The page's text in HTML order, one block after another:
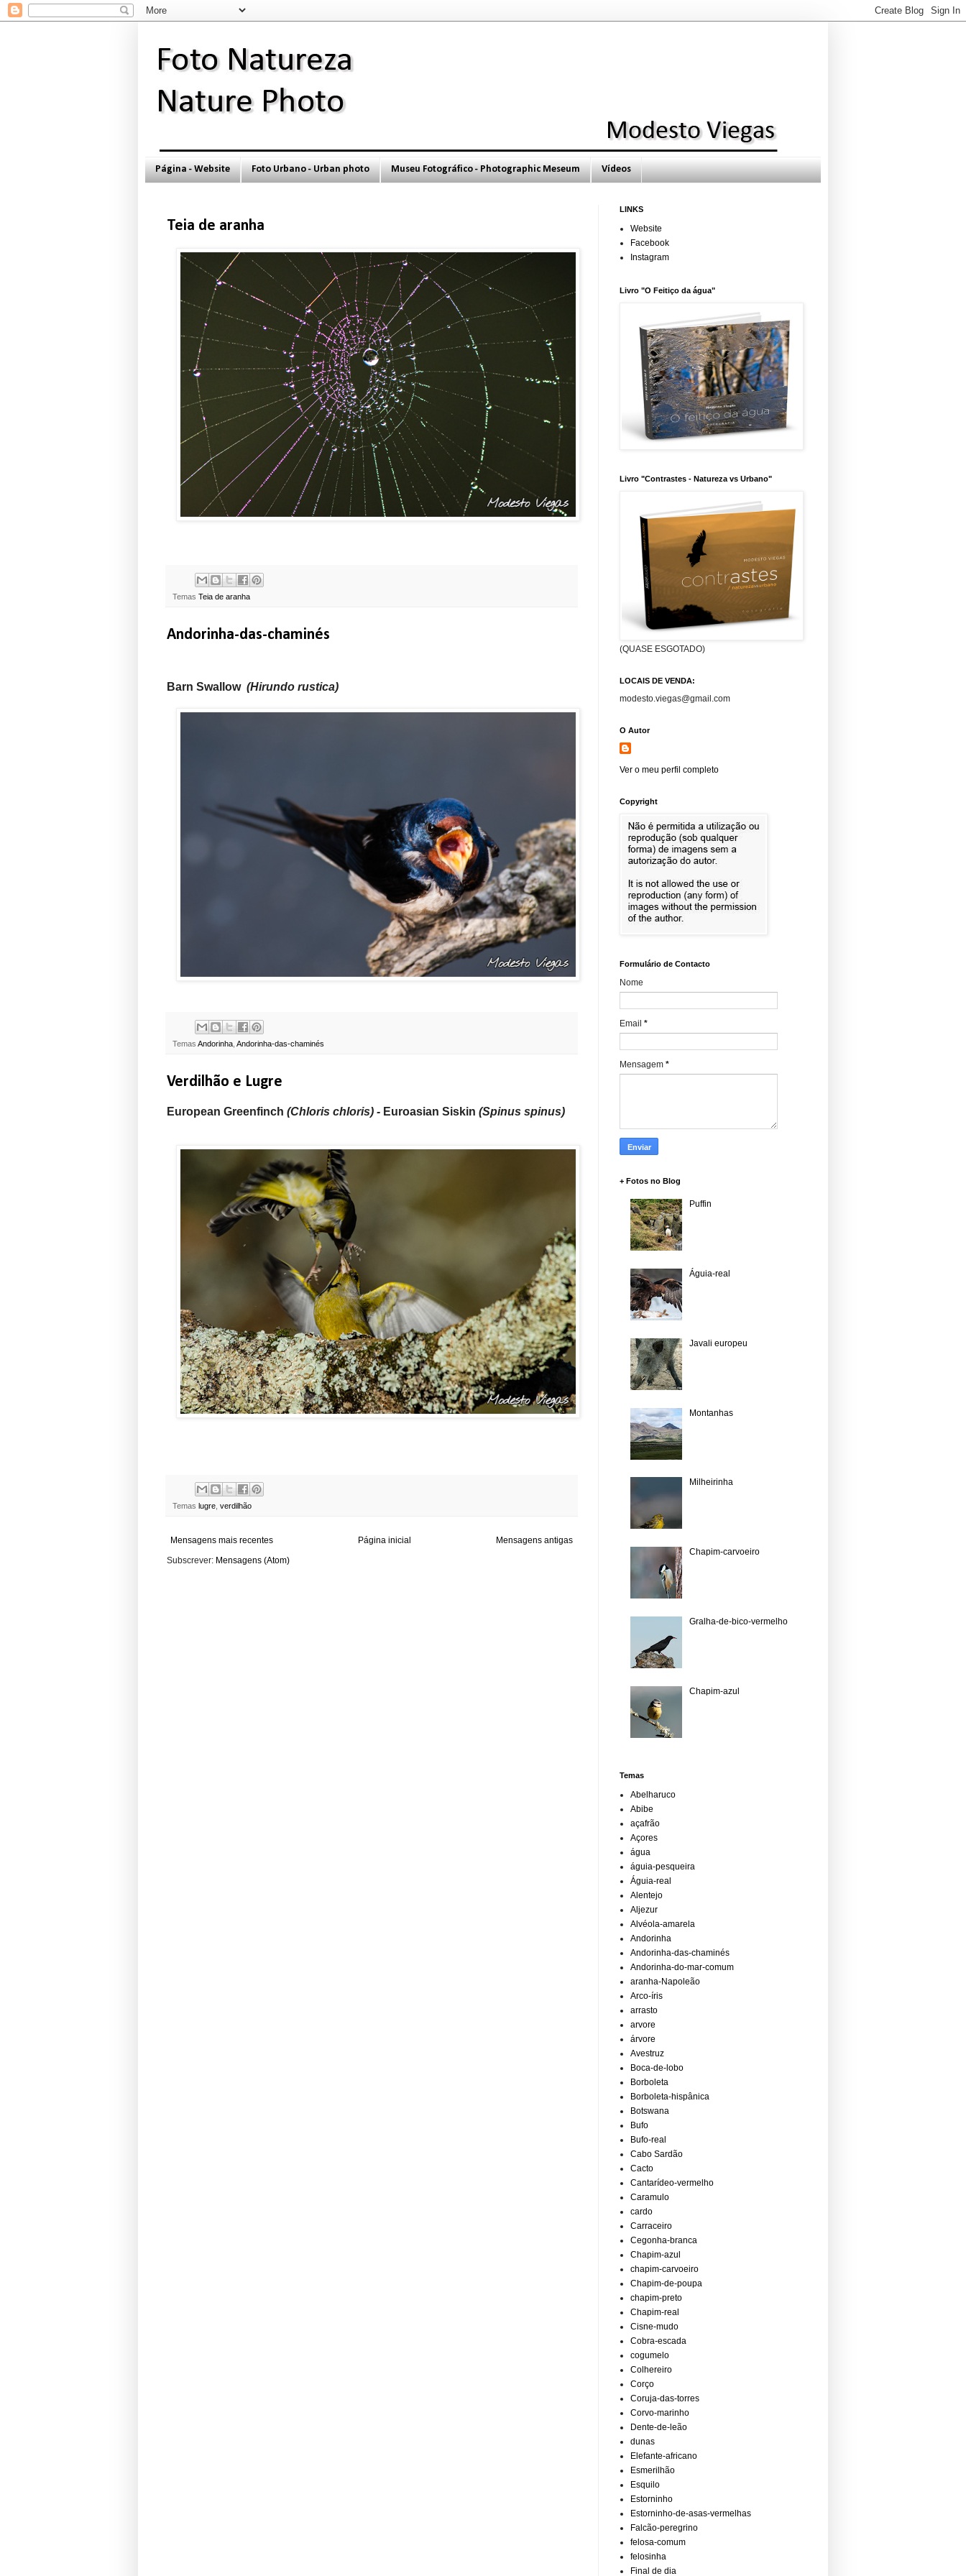
Página - Website Foto Urbano - Urban photo Museu Fotográfico - Photographic Meseum Vídeos
Teia de aranha
Temas Teia de aranha
Andorinha-das-chaminés
Barn Swallow(Hirundo rustica)
Temas Andorinha Andorinha-das-chaminés
Verdilhão e Lugre
European Greenfinch (Chloris chloris) - Euroasian Siskin (Spinus spinus)
Temas lugre verdilhão
Mensagens mais recentes Mensagens antigas
Página inicial
Subscrever: Mensagens (Atom)
LINKS
Website
Facebook
Instagram
Livro "O Feitiço da água"
Livro "Contrastes - Natureza vs Urbano"
(QUASE ESGOTADO)
LOCAIS DE VENDA:
modesto.viegas@gmail.com
O Autor
Ver o meu perfil completo
Copyright
Formulário de Contacto
Nome
Email *
Mensagem *
+ Fotos no Blog
Puffin
Águia-real
Javali europeu
Montanhas
Milheirinha
Chapim-carvoeiro
Gralha-de-bico-vermelho
Chapim-azul
Temas
Abelharuco
Abibe
açafrão
Açores
água
águia-pesqueira
Águia-real
Alentejo
Aljezur
Alvéola-amarela
Andorinha
Andorinha-das-chaminés
Andorinha-do-mar-comum
aranha-Napoleão
Arco-íris
arrasto
arvore
árvore
Avestruz
Boca-de-lobo
Borboleta
Borboleta-hispânica
Botswana
Bufo
Bufo-real
Cabo Sardão
Cacto
Cantarídeo-vermelho
Caramulo
cardo
Carraceiro
Cegonha-branca
Chapim-azul
chapim-carvoeiro
Chapim-de-poupa
chapim-preto
Chapim-real
Cisne-mudo
Cobra-escada
cogumelo
Colhereiro
Corço
Coruja-das-torres
Corvo-marinho
Dente-de-leão
dunas
Elefante-africano
Esmerilhão
Esquilo
Estorninho
Estorninho-de-asas-vermelhas
Falcão-peregrino
felosa-comum
felosinha
Final de dia